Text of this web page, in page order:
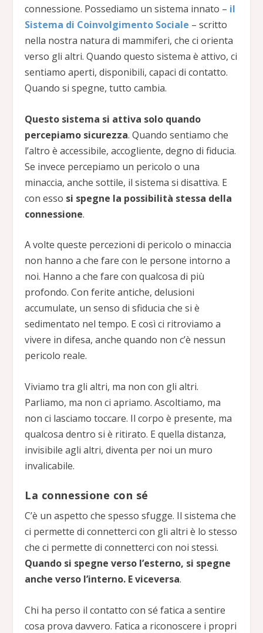
connessione. Possediamo un sistema innato – il
Sistema di Coinvolgimento Sociale – scritto
nella nostra natura di mammiferi, che ci orienta
verso gli altri. Quando questo sistema è attivo, ci
sentiamo aperti, disponibili, capaci di contatto.
Quando si spegne, tutto cambia.
Questo sistema si attiva solo quando
percepiamo sicurezza. Quando sentiamo che
l’altro è accessibile, accogliente, degno di fiducia.
Se invece percepiamo un pericolo o una
minaccia, anche sottile, il sistema si disattiva. E
con esso si spegne la possibilità stessa della
connessione.
A volte queste percezioni di pericolo o minaccia
non hanno a che fare con le persone intorno a
noi. Hanno a che fare con qualcosa di più
profondo. Con ferite antiche, delusioni
accumulate, un senso di sfiducia che si è
sedimentato nel tempo. E così ci ritroviamo a
vivere in difesa, anche quando non c’è nessun
pericolo reale.
Viviamo tra gli altri, ma non con gli altri.
Parliamo, ma non ci apriamo. Ascoltiamo, ma
non ci lasciamo toccare. Il corpo è presente, ma
qualcosa dentro si è ritirato. E quella distanza,
invisibile agli altri, diventa per noi un muro
invalicabile.
La connessione con sé
C’è un aspetto che spesso sfugge. Il sistema che
ci permette di connetterci con gli altri è lo stesso
che ci permette di connetterci con noi stessi.
Quando si spegne verso l’esterno, si spegne
anche verso l’interno. E viceversa.
Chi ha perso il contatto con sé fatica a sentire
cosa prova davvero. Fatica a riconoscere i propri